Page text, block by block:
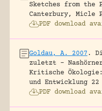
Sketches from the
Canterbury, Micle
PDF download
Goldau, A. 2007 .
zuletzt –
Kritische
und Entwicklung
PDF download